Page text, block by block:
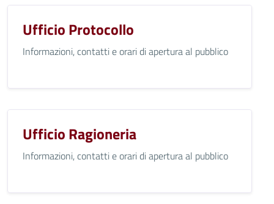
Ufficio Protocollo
Informazioni, contatti e orari di apertura al pubblico
Ufficio Ragioneria
Informazioni, contatti e orari di apertura al pubblico